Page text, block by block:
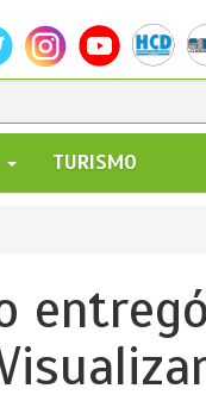
TURISMO
entregó